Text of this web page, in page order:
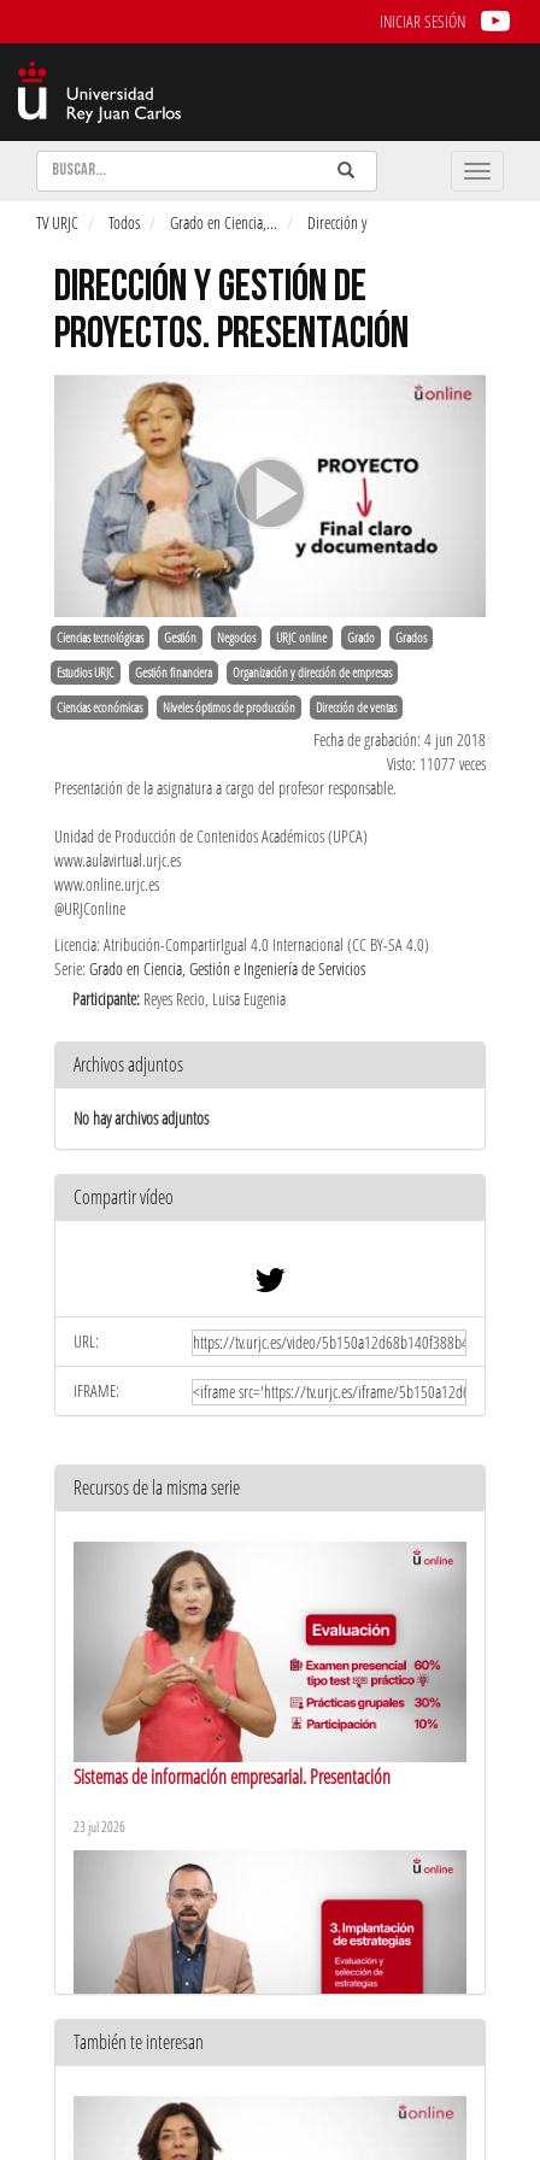
INICIAR SESIÓN
Buscar Enviar
Buscar
Toggle
TV URJC Todos Grado en Ciencia,... Dirección y
DIRECCIÓN Y GESTIÓN DE
PROYECTOS. PRESENTACIÓN
Ciencias tecnológicas Gestión Negocios URJC online Grado Grados
Estudios URJC Gestión financiera Organización y dirección de empresas
Ciencias económicas Niveles óptimos de producción Dirección de ventas
Fecha de grabación: 4 jun 2018
Visto: 11077 veces
Presentación de la asignatura a cargo del profesor responsable.
Unidad de Producción de Contenidos Académicos (UPCA)
www.aulavirtual.urjc.es
www.online.urjc.es
@URJConline
Licencia: Atribución-CompartirIgual 4.0 Internacional (CC BY-SA 4.0)
Serie: Grado en Ciencia, Gestión e Ingeniería de Servicios
Participante: Reyes Recio, Luisa Eugenia
Archivos adjuntos
No hay archivos adjuntos
Compartir vídeo
URL:
IFRAME:
Recursos de la misma serie
Sistemas de información empresarial. Presentación
23 jul 2026
orientada a servicios. Presentación
También te interesan